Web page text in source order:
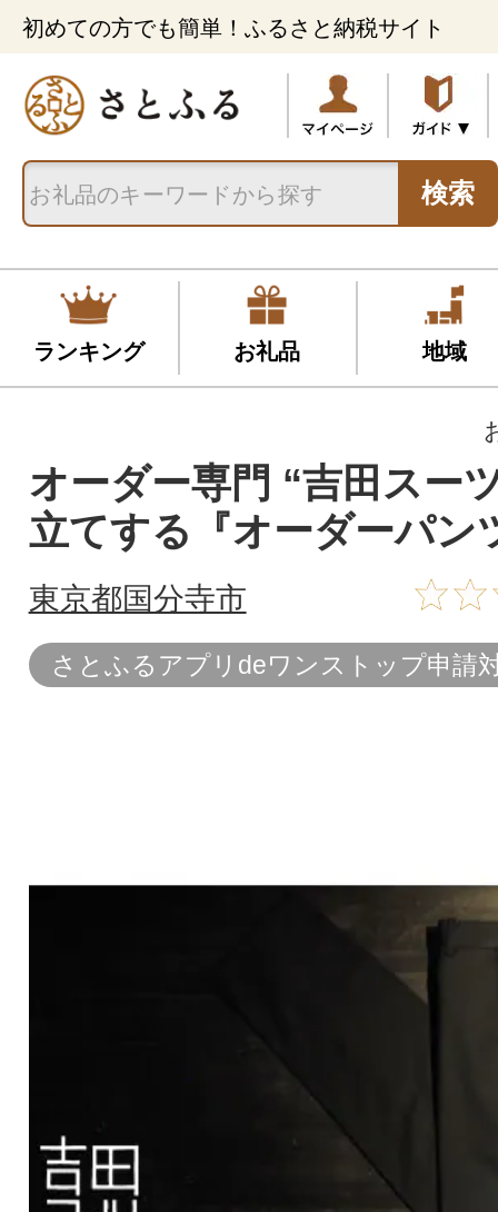
初めての方でも簡単！ふるさと納税サイト
検索
ランキング お礼品 地域
オーダー専門 “吉田スー
立てする『オーダーパン
東京都国分寺市
さとふるアプリdeワンストップ申請